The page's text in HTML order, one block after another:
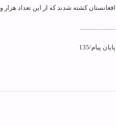
افغانستان كشته شدند كه از اين تعداد هزار و 34 نفر آمريكايي بوده‌اند.
........................
پایان پیام/135